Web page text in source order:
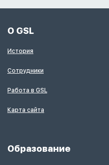
О GSL
История
Сотрудники
Работа в GSL
Карта сайта
Образование